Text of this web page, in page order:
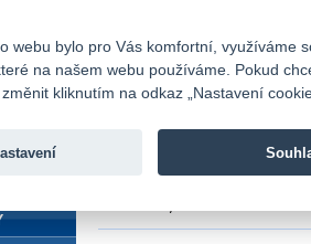
Fio banka
webu bylo pro Vás komfortní, využíváme
na našem webu používáme. Pokud
kliknutím na odkaz „Nastavení